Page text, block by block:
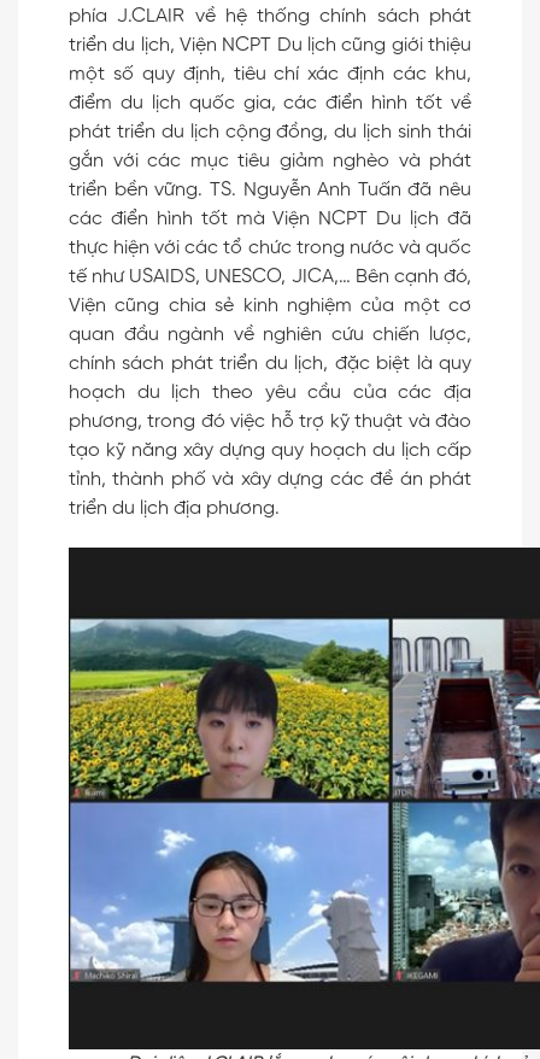
phía J.CLAIR về hệ thống chính sách phát
triển du lịch, Viện NCPT Du lịch cũng giới thiệu
một số quy định, tiêu chí xác định các khu,
điểm du lịch quốc gia, các điển hình tốt về
phát triển du lịch cộng đồng, du lịch sinh thái
gắn với các mục tiêu giảm nghèo và phát
triển bền vững. TS. Nguyễn Anh Tuấn đã nêu
các điển hình tốt mà Viện NCPT Du lịch đã
thực hiện với các tổ chức trong nước và quốc
tế như USAIDS, UNESCO, JICA,… Bên cạnh đó,
Viện cũng chia sẻ kinh nghiệm của một cơ
quan đầu ngành về nghiên cứu chiến lược,
chính sách phát triển du lịch, đặc biệt là quy
hoạch du lịch theo yêu cầu của các địa
phương, trong đó việc hỗ trợ kỹ thuật và đào
tạo kỹ năng xây dựng quy hoạch du lịch cấp
tỉnh, thành phố và xây dựng các đề án phát
triển du lịch địa phương.